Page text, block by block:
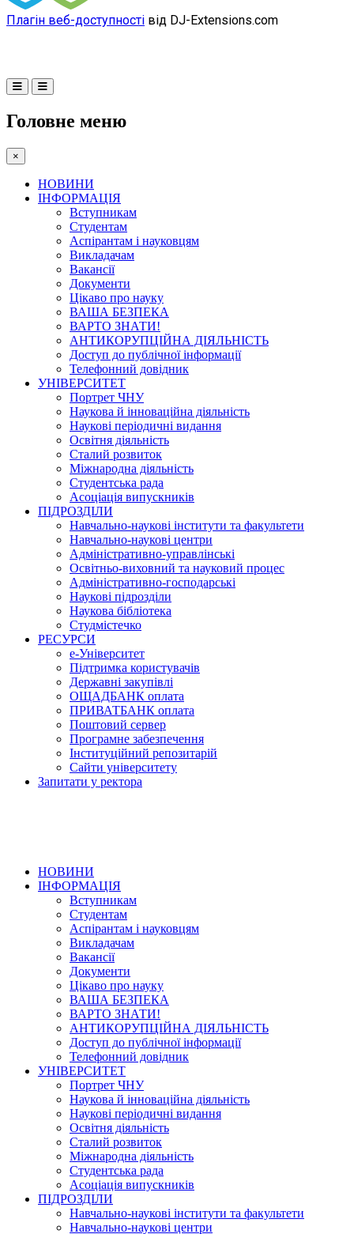
Плагін веб-доступності від DJ-Extensions.com
Головне меню
×
НОВИНИ
ІНФОРМАЦІЯ
Вступникам
Студентам
Аспірантам і науковцям
Викладачам
Вакансії
Документи
Цікаво про науку
ВАША БЕЗПЕКА
ВАРТО ЗНАТИ!
АНТИКОРУПЦІЙНА ДІЯЛЬНІСТЬ
Доступ до публічної інформації
Телефонний довідник
УНІВЕРСИТЕТ
Портрет ЧНУ
Наукова й інноваційна діяльність
Наукові періодичні видання
Освітня діяльність
Сталий розвиток
Міжнародна діяльність
Студентська рада
Асоціація випускників
ПІДРОЗДІЛИ
Навчально-наукові інститути та факультети
Навчально-наукові центри
Адміністративно-управлінські
Освітньо-виховний та науковий процес
Адміністративно-господарські
Наукові підрозділи
Наукова бібліотека
Студмістечко
РЕСУРСИ
е-Університет
Підтримка користувачів
Державні закупівлі
ОЩАДБАНК оплата
ПРИВАТБАНК оплата
Поштовий сервер
Програмне забезпечення
Інституційний репозитарій
Сайти університету
Запитати у ректора
НОВИНИ
ІНФОРМАЦІЯ
Вступникам
Студентам
Аспірантам і науковцям
Викладачам
Вакансії
Документи
Цікаво про науку
ВАША БЕЗПЕКА
ВАРТО ЗНАТИ!
АНТИКОРУПЦІЙНА ДІЯЛЬНІСТЬ
Доступ до публічної інформації
Телефонний довідник
УНІВЕРСИТЕТ
Портрет ЧНУ
Наукова й інноваційна діяльність
Наукові періодичні видання
Освітня діяльність
Сталий розвиток
Міжнародна діяльність
Студентська рада
Асоціація випускників
ПІДРОЗДІЛИ
Навчально-наукові інститути та факультети
Навчально-наукові центри